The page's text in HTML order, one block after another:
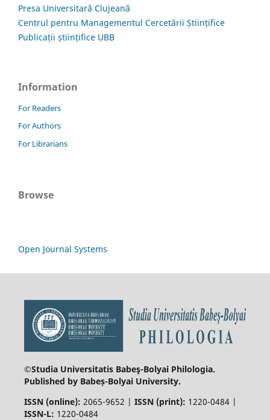
Presa Universitară Clujeană
Centrul pentru Managementul Cercetării Științifice
Publicații științifice UBB
Information
For Readers
For Authors
For Librarians
Browse
Open Journal Systems
©Studia Universitatis Babeş-Bolyai Philologia.
Published by Babeș-Bolyai University.
ISSN (online): 2065-9652 | ISSN (print): 1220-0484 |
ISSN-L: 1220-0484